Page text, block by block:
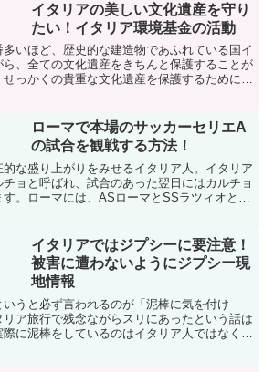
イタリアの美しい文化遺産を守り
たい！イタリア環境基金の活動
いほど、歴史的な建造物であふれている国イ
、全ての文化遺産をきちんと保護することが
っかくの貴重な文化遺産を保護するために、
ローマで本場のサッカーセリエA
の試合を観戦する方法！
な盛り上がりをみせるイタリア人。イタリア
ョと呼ばれ、試合のあった翌日にはカルチョ
。ローマには、ASローマとSSラツィオとい
イタリアではジプシーに要注意！
被害に遭わないようにジプシー現
地情報
うと必ず言われるのが「泥棒に気を付け
ア旅行で残念ながらスリにあったという話は
に泥棒をしているのはイタリア人ではなく、